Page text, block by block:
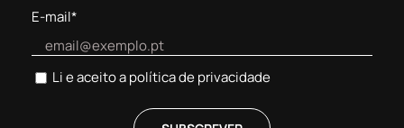
E-mail*
Li e aceito apolítica de privacidade